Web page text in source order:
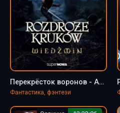
Перекрёсток воронов - Анджей Сапковский
Фантастика, фэнтези